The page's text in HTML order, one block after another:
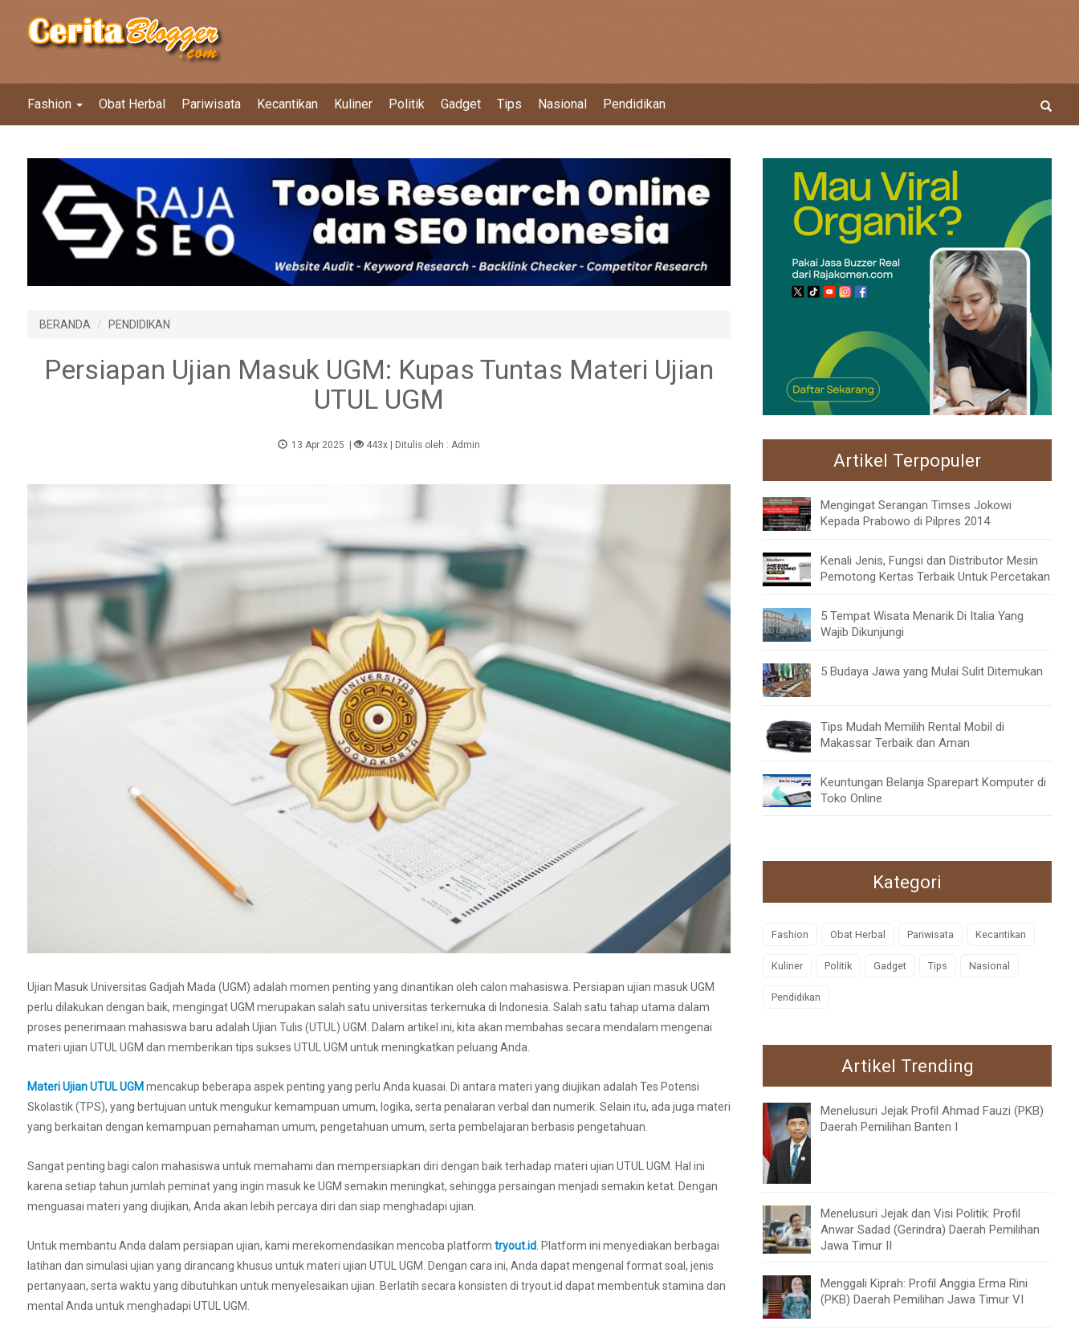
Fashion Obat Herbal Pariwisata Kecantikan Kuliner Politik Gadget Tips Nasional Pendidikan
BERANDA PENDIDIKAN
Persiapan Ujian Masuk UGM: Kupas Tuntas Materi Ujian
UTUL UGM
13 Apr 2025 | 443x | Ditulis oleh : Admin
Ujian Masuk Universitas Gadjah Mada (UGM) adalah momen penting yang dinantikan oleh calon mahasiswa. Persiapan ujian masuk UGM
perlu dilakukan dengan baik, mengingat UGM merupakan salah satu universitas terkemuka di Indonesia. Salah satu tahap utama dalam
proses penerimaan mahasiswa baru adalah Ujian Tulis (UTUL) UGM. Dalam artikel ini, kita akan membahas secara mendalam mengenai
materi ujian UTUL UGM dan memberikan tips sukses UTUL UGM untuk meningkatkan peluang Anda.
Materi Ujian UTUL UGM mencakup beberapa aspek penting yang perlu Anda kuasai. Di antara materi yang diujikan adalah Tes Potensi
Skolastik (TPS), yang bertujuan untuk mengukur kemampuan umum, logika, serta penalaran verbal dan numerik. Selain itu, ada juga materi
yang berkaitan dengan kemampuan pemahaman umum, pengetahuan umum, serta pembelajaran berbasis pengetahuan.
Sangat penting bagi calon mahasiswa untuk memahami dan mempersiapkan diri dengan baik terhadap materi ujian UTUL UGM. Hal ini
karena setiap tahun jumlah peminat yang ingin masuk ke UGM semakin meningkat, sehingga persaingan menjadi semakin ketat. Dengan
menguasai materi yang diujikan, Anda akan lebih percaya diri dan siap menghadapi ujian.
Untuk membantu Anda dalam persiapan ujian, kami merekomendasikan mencoba platform tryout.id. Platform ini menyediakan berbagai
latihan dan simulasi ujian yang dirancang khusus untuk materi ujian UTUL UGM. Dengan cara ini, Anda dapat mengenal format soal, jenis
pertanyaan, serta waktu yang dibutuhkan untuk menyelesaikan ujian. Berlatih secara konsisten di tryout.id dapat membentuk stamina dan
mental Anda untuk menghadapi UTUL UGM.
Artikel Terpopuler
Mengingat Serangan Timses Jokowi
Kepada Prabowo di Pilpres 2014
Kenali Jenis, Fungsi dan Distributor Mesin
Pemotong Kertas Terbaik Untuk Percetakan
5 Tempat Wisata Menarik Di Italia Yang
Wajib Dikunjungi
5 Budaya Jawa yang Mulai Sulit Ditemukan
Tips Mudah Memilih Rental Mobil di
Makassar Terbaik dan Aman
Keuntungan Belanja Sparepart Komputer di
Toko Online
Kategori
Fashion Obat Herbal Pariwisata Kecantikan
Kuliner Politik Gadget Tips Nasional
Pendidikan
Artikel Trending
Menelusuri Jejak Profil Ahmad Fauzi (PKB)
Daerah Pemilihan Banten I
Menelusuri Jejak dan Visi Politik: Profil
Anwar Sadad (Gerindra) Daerah Pemilihan
Jawa Timur II
Menggali Kiprah: Profil Anggia Erma Rini
(PKB) Daerah Pemilihan Jawa Timur VI